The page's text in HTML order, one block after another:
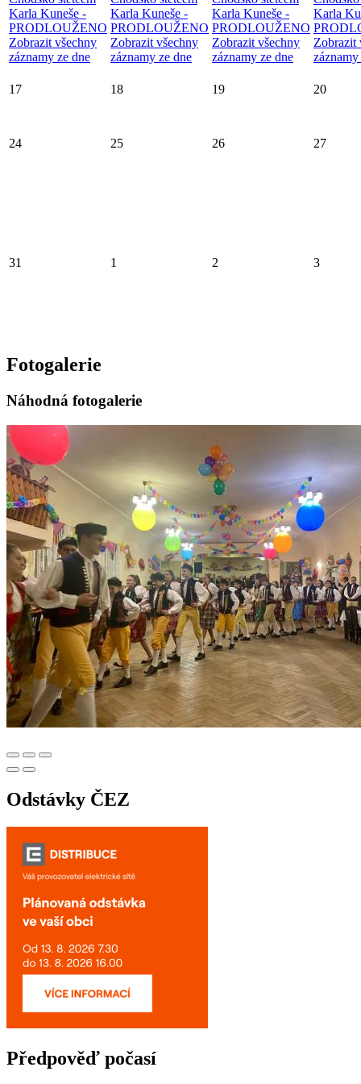
Karla Kuneše -
PRODLOUŽENO
Zobrazit všechny
záznamy ze dne
Karla Kuneše -
PRODLOUŽENO
Zobrazit všechny
záznamy ze dne
Karla Kuneše -
PRODLOUŽENO
Zobrazit všechny
záznamy ze dne
Karla
Zobrazit
17 18 19 20
24 25 26 27
31 1 2 3
Fotogalerie
Náhodná fotogalerie
Odstávky ČEZ
Předpověď počasí